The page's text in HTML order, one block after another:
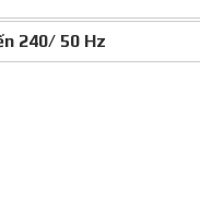
240/ 50 Hz